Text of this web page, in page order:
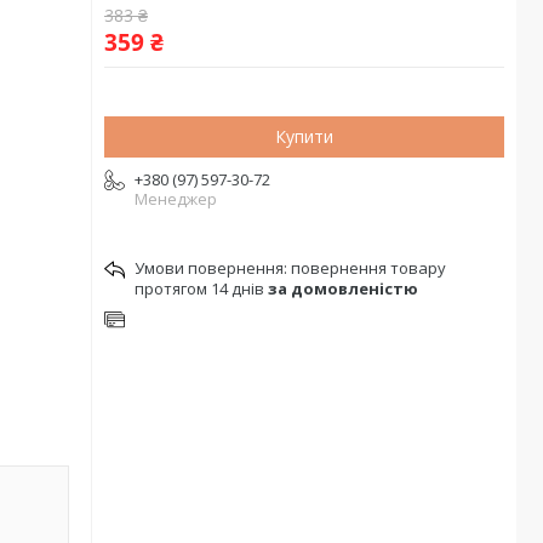
383 ₴
359 ₴
Купити
+380 (97) 597-30-72
Менеджер
повернення товару
протягом 14 днів за домовленістю